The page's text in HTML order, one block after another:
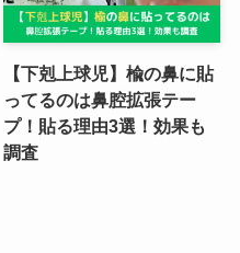
【下剋上球児】楡の鼻に貼
ってるのは鼻腔拡張テー
プ！貼る理由3選！効果も
調査